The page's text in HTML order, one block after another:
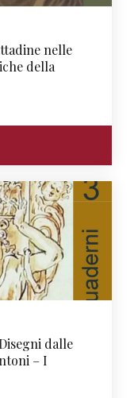
nelle
della
dalle
– I